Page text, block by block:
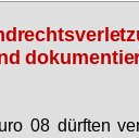
08 dürf­ten